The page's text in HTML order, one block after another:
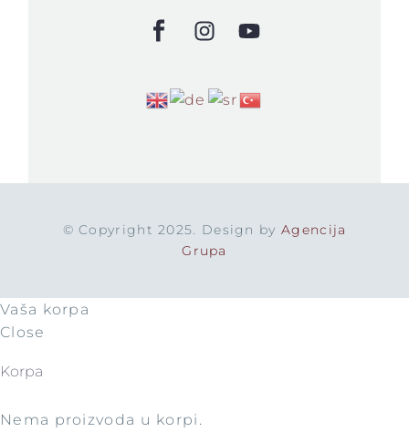
© Copyright 2025. Design by Agencija
Grupa
Vaša korpa
Close
Korpa
Nema proizvoda u korpi.